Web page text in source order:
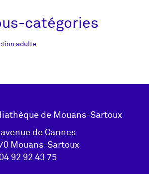
catégories
adulte
de
de Mouans-Sartoux
de Cannes
Mouans-Sartoux
92 92 43 75